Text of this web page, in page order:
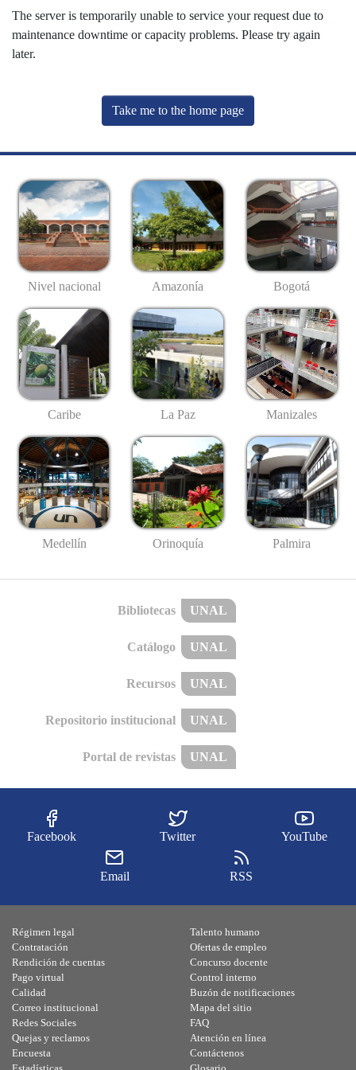
The server is temporarily unable to service your request due to
maintenance downtime or capacity problems. Please try again
later.
Take me to the home page
Nivel nacional Amazonía Bogotá
Caribe La Paz Manizales
Medellín Orinoquía Palmira
Bibliotecas UNAL
Catálogo UNAL
Recursos UNAL
Repositorio institucional UNAL
Portal de revistas UNAL
Facebook Twitter YouTube
Email RSS
Régimen legal
Contratación
Rendición de cuentas
Pago virtual
Calidad
Talento humano
Ofertas de empleo
Concurso docente
Control interno
Buzón de notificaciones
Correo institucional
Redes Sociales
Quejas y reclamos
Encuesta
Mapa del sitio
FAQ
Atención en línea
Contáctenos